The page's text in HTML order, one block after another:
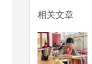
相关文章